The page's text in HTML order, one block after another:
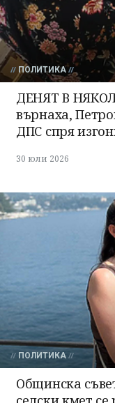
ПОЛИТИКА
ДЕНЯТ В
върнаха,
ДПС спря
30 юли 2026
ПОЛИТИКА
Общинска